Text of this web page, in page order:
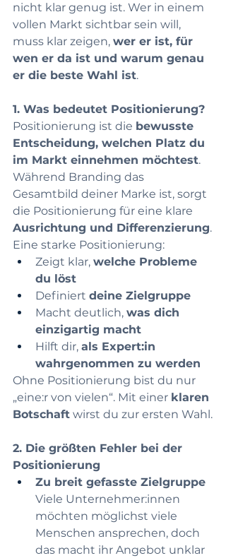
nicht klar genug ist. Wer in einem
vollen Markt sichtbar sein will,
muss klar zeigen, wer er ist, für
wen er da ist und warum genau
er die beste Wahl ist.
1. Was bedeutet Positionierung?
Positionierung ist die bewusste
Entscheidung, welchen Platz du
im Markt einnehmen möchtest.
Während Branding das
Gesamtbild deiner Marke ist, sorgt
die Positionierung für eine klare
Ausrichtung und Differenzierung.
Eine starke Positionierung:
Zeigt klar, welche Probleme
du löst
Definiert deine Zielgruppe
Macht deutlich, was dich
einzigartig macht
Hilft dir, als Expert:in
wahrgenommen zu werden
Ohne Positionierung bist du nur
„eine:r von vielen“. Mit einer klaren
Botschaft wirst du zur ersten Wahl.
2. Die größten Fehler bei der
Positionierung
Zu breit gefasste Zielgruppe
Viele Unternehmer:innen
möchten möglichst viele
Menschen ansprechen, doch
das macht ihr Angebot unklar